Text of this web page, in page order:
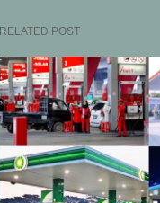
RELATED POST